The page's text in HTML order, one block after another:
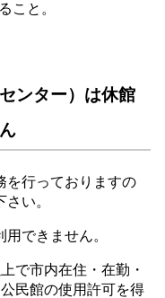
こと。
ンター）は休館
を行っておりますの
さい。
できません。
で市内在住・在勤・
民館の使用許可を得